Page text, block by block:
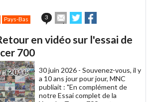
Pays-Bas 3
Envoyer
cet
à
Partager
sur sur
en vidéo sur l'essai de
700
30 juin 2026 - Souvenez-vous, il y
a 10 ans jour pour jour, MNC
publiait : "En complément de
notre Essai complet de la